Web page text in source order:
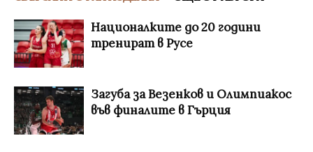
Националките до 20 години
тренират в Русе
Загуба за Везенков и Олимпиакос
във финалите в Гърция